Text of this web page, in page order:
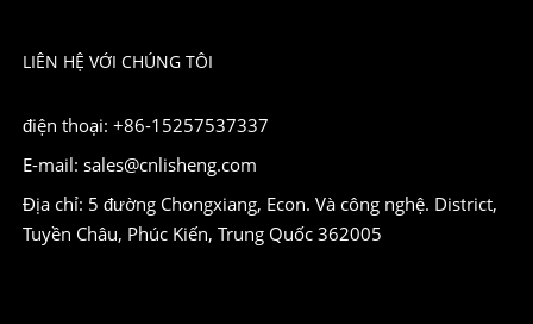
LIÊN HỆ VỚI CHÚNG TÔI
điện thoại: +86-15257537337
E-mail: sales@cnlisheng.com
Địa chỉ: 5 đường Chongxiang, Econ. Và công nghệ. District,
Tuyền Châu, Phúc Kiến, Trung Quốc 362005